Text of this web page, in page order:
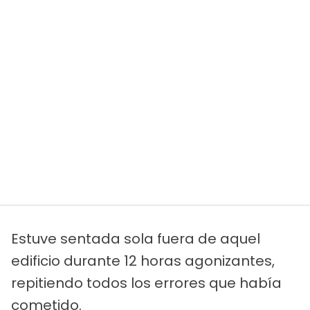
Estuve sentada sola fuera de aquel
edificio durante 12 horas agonizantes,
repitiendo todos los errores que había
cometido.